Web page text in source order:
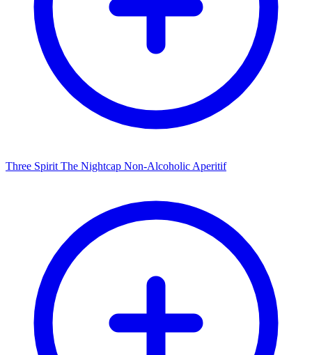
Three Spirit The Nightcap Non-Alcoholic Aperitif